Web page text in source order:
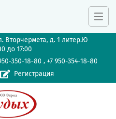
Вторчермета, д. 1 литер.Ю
до 17:00
350-18-80 ,+7 950-354-18-80
Регистрация